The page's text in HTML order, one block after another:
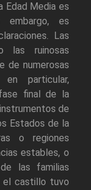
Edad Media es
es
Las
las ruinosas
de numerosas
en particular,
final de la
de
Estados de la
o regiones
estables, o
las familias
el castillo tuvo